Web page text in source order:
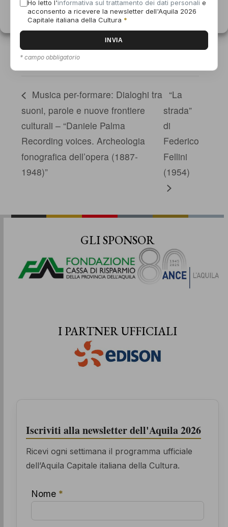
Informativa sui cookieDichiarazione sulla Privacy
Via Leonardo da Vinci, 7
L'Aquila, Italy
0862 317441
Visualizza il sito del Luogo
Musica per-formare: Dialoghi tra
suoni, parole e nuove frontiere
culturali – “Daniele Palma
Recording voices. Archeologia
fonografica dell’opera (1887-
1948)”
“La
strada”
di
Federico
Fellini
(1954)
GLI SPONSOR
I PARTNER UFFICIALI
Iscriviti alla newsletter dell'Aquila 2026
Ricevi ogni settimana il programma ufficiale
dell’Aquila Capitale italiana della Cultura.
Nome *
Ho letto l'informativa sul trattamento dei dati personali e
acconsento a ricevere la newsletter dell'Aquila 2026
Capitale italiana della Cultura *
* campo obbligatorio